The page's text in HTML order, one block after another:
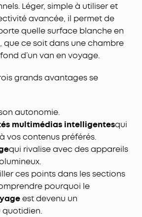
Léger, simple à utiliser et
avancée, il permet de
quelle surface blanche en
que ce soit dans une chambre
d’un van en voyage.
grands avantages se
autonomie.
multimédias intelligentesqui
vos contenus préférés.
qui rivalise avec des appareils
ces points dans les sections
pourquoi le
est devenu un
quotidien.